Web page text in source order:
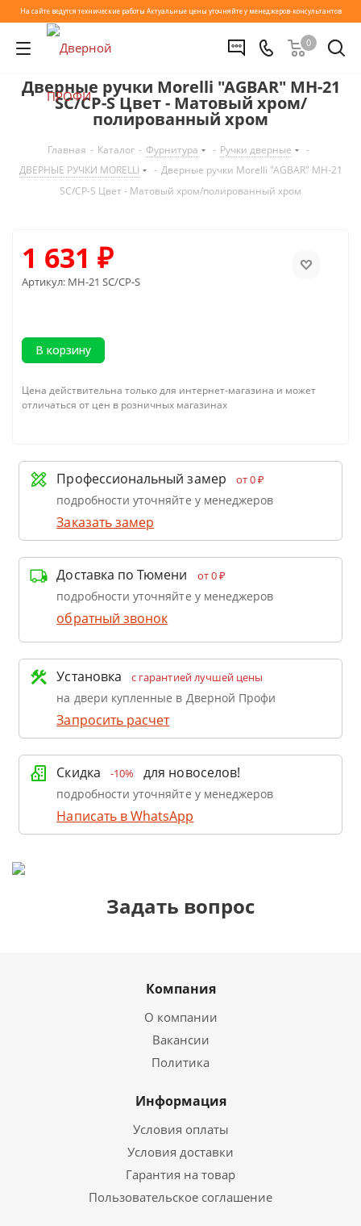
На сайте ведутся технические работы Актуальные цены уточняйте у менеджеров-консультантов
0
Дверные ручки Morelli "AGBAR" MH-21
SC/CP-S Цвет - Матовый хром/
полированный хром
Главная - Каталог - Фурнитура - Ручки дверные
-
ДВЕРНЫЕ РУЧКИ MORELLI
- Дверные ручки Morelli "AGBAR" MH-21
SC/CP-S Цвет - Матовый хром/полированный хром
1 631 ₽
Артикул: MH-21 SC/CP-S
В корзину
Цена действительна только для интернет-магазина и может
отличаться от цен в розничных магазинах
Профессиональный замер от 0 ₽
подробности уточняйте у менеджеров
Заказать замер
Доставка по Тюмени от 0 ₽
подробности уточняйте у менеджеров
обратный звонок
Установка с гарантией лучшей цены
на двери купленные в Дверной Профи
Запросить расчет
Скидка -10% для новоселов!
подробности уточняйте у менеджеров
Написать в WhatsApp
Задать вопрос
Компания
О компании
Вакансии
Политика
Информация
Условия оплаты
Условия доставки
Гарантия на товар
Пользовательское соглашение